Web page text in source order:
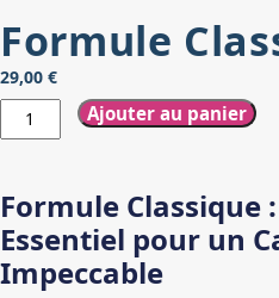
Formule
29,00 €
quantité
Formule
Ajouter au panier
Formule Classique
Essentiel pour un
Impeccable